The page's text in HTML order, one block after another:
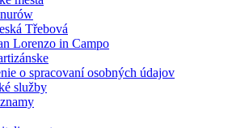
Třebová
Lorenzo in Campo
o spracovaní osobných údajov
služby